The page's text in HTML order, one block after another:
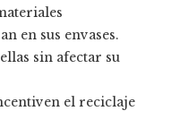
en sus envases.
sin afectar su
el reciclaje